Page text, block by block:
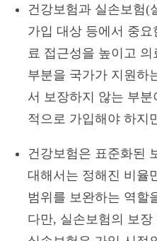
건강보험과 실손보험(
가입 대상 등에서 중
료 접근성을 높이고
부분을 국가가 지원하
서 보장하지 않는 부
적으로 가입해야 하지
건강보험은 표준화된
대해서는 정해진 비율
범위를 보완하는 역할
다만, 실손보험의 보